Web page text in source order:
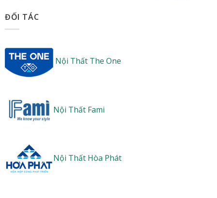
ĐỐI TÁC
Nội Thất The One
Nội Thất Fami
Nội Thất Hòa Phát